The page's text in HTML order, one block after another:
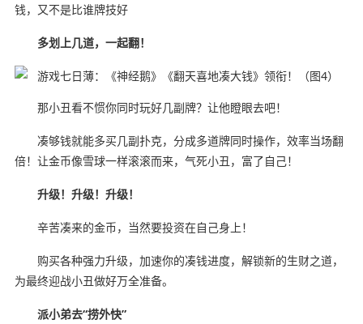
钱，又不是比谁牌技好
多划上几道，一起翻！
那小丑看不惯你同时玩好几副牌？让他瞪眼去吧！
凑够钱就能多买几副扑克，分成多道牌同时操作，效率当场翻
倍！让金币像雪球一样滚滚而来，气死小丑，富了自己！
升级！升级！升级！
辛苦凑来的金币，当然要投资在自己身上！
购买各种强力升级，加速你的凑钱进度，解锁新的生财之道，
为最终迎战小丑做好万全准备。
派小弟去“捞外快”